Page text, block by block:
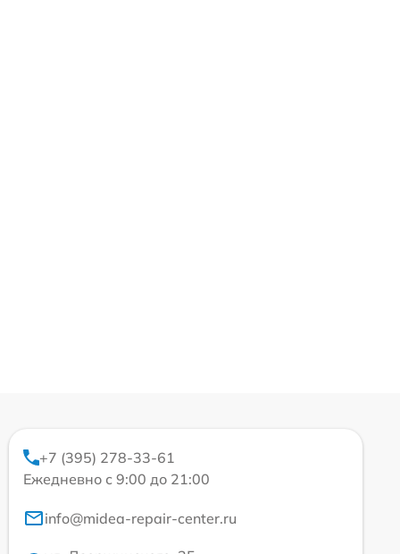
+7 (395) 278-33-61
Ежедневно с 9:00 до 21:00
info@midea-repair-center.ru